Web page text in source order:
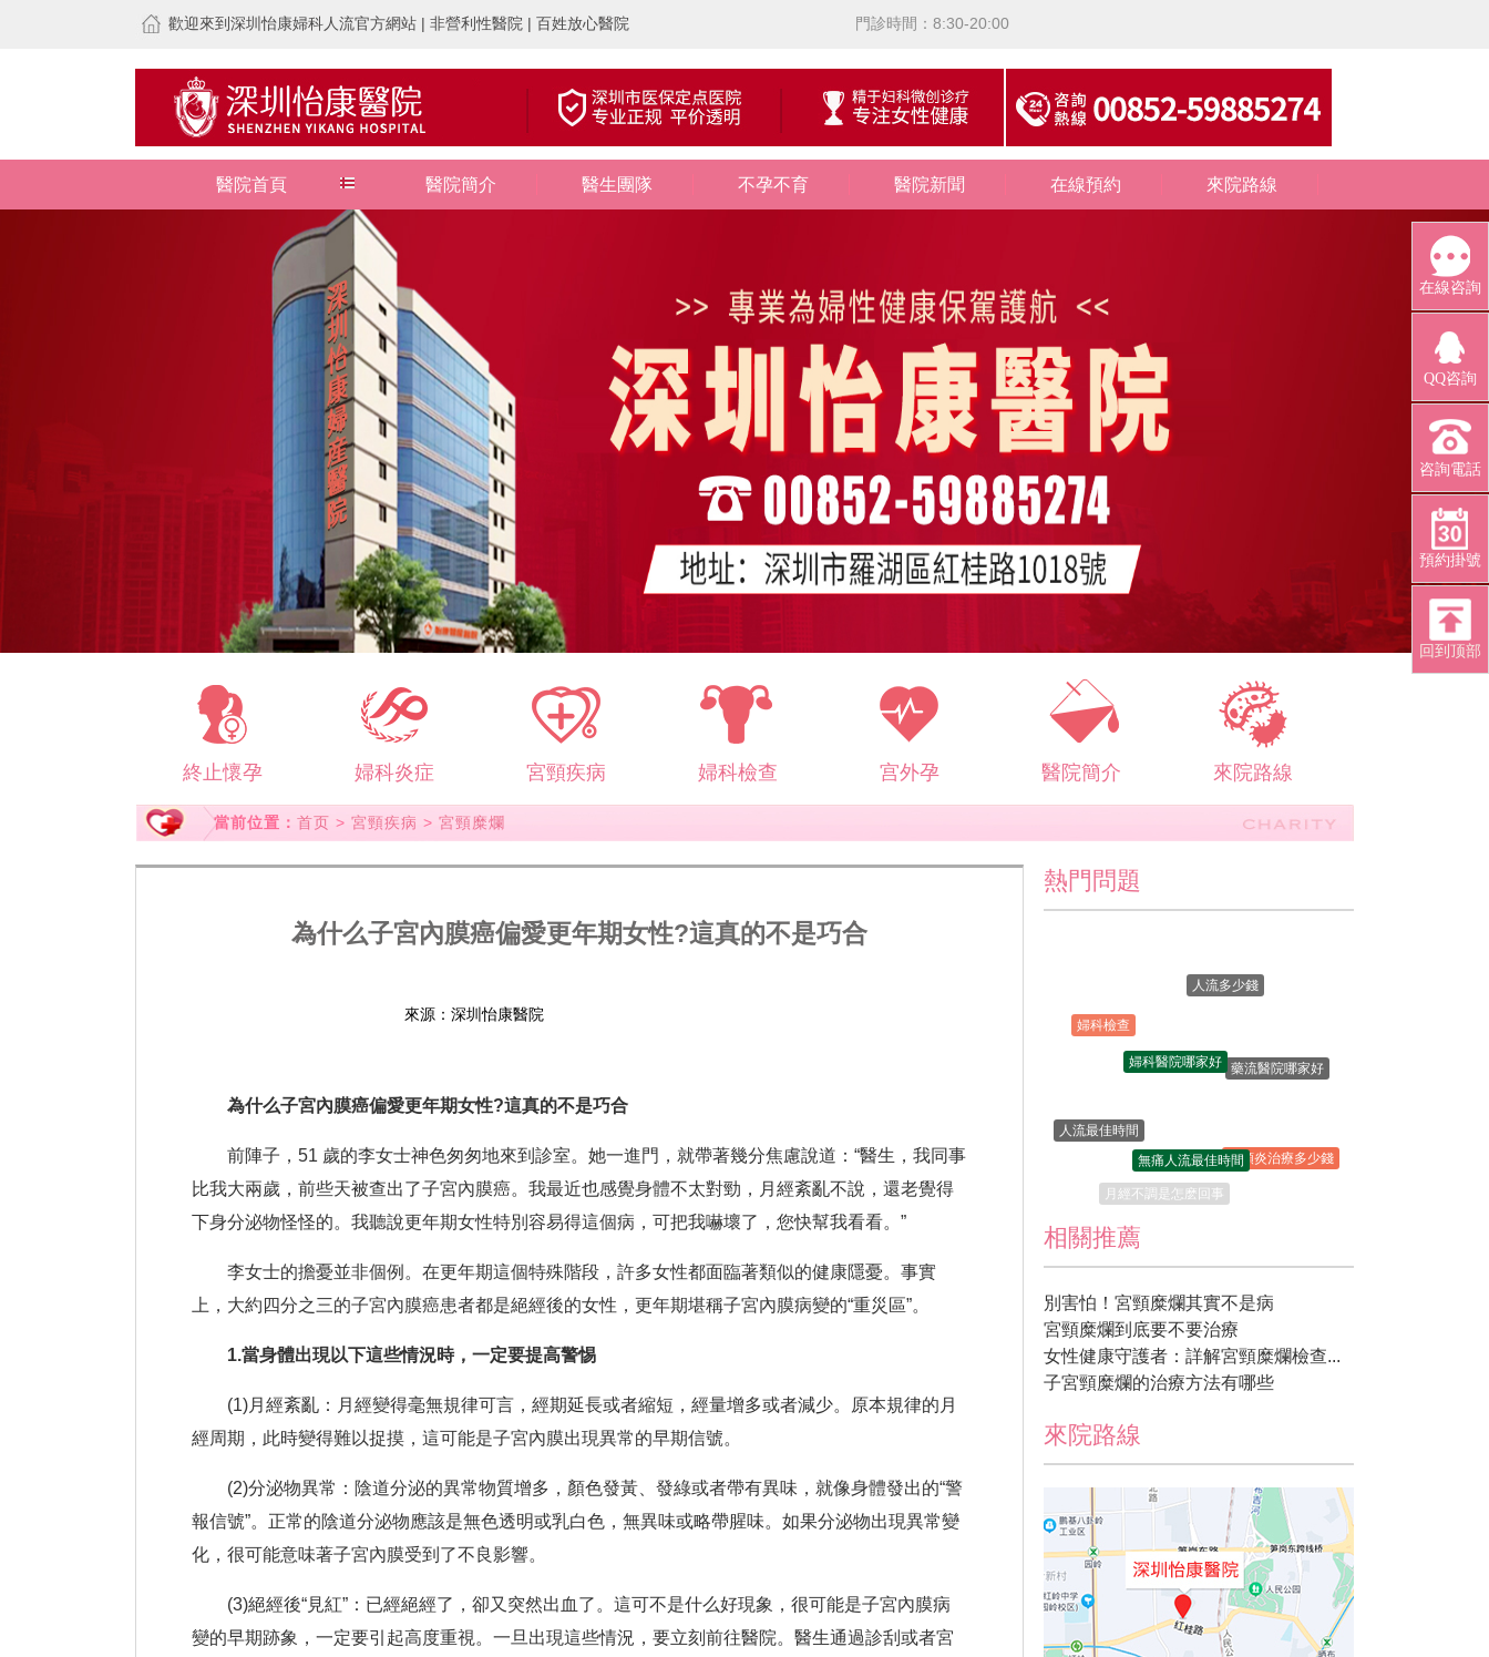
歡迎來到深圳怡康婦科人流官方網站 | 非營利性醫院 | 百姓放心醫院 門診時間：8:30-20:00
醫院首頁 醫院簡介 醫生團隊 不孕不育 醫院新聞 在線預約 來院路線
終止懷孕 婦科炎症 宮頸疾病 婦科檢查 宫外孕 醫院簡介 來院路線
當前位置： 首页 > 宮頸疾病 > 宮頸糜爛
為什么子宮內膜癌偏愛更年期女性?這真的不是巧合
來源：深圳怡康醫院
為什么子宮內膜癌偏愛更年期女性?這真的不是巧合
前陣子，51 歲的李女士神色匆匆地來到診室。她一進門，就帶著幾分焦慮說道：“醫生，我同事
比我大兩歲，前些天被查出了子宮內膜癌。我最近也感覺身體不太對勁，月經紊亂不說，還老覺得
下身分泌物怪怪的。我聽說更年期女性特別容易得這個病，可把我嚇壞了，您快幫我看看。”
李女士的擔憂並非個例。在更年期這個特殊階段，許多女性都面臨著類似的健康隱憂。事實
上，大約四分之三的子宮內膜癌患者都是絕經後的女性，更年期堪稱子宮內膜病變的“重災區”。
1.當身體出現以下這些情況時，一定要提高警惕
(1)月經紊亂：月經變得毫無規律可言，經期延長或者縮短，經量增多或者減少。原本規律的月
經周期，此時變得難以捉摸，這可能是子宮內膜出現異常的早期信號。
(2)分泌物異常：陰道分泌的異常物質增多，顏色發黃、發綠或者帶有異味，就像身體發出的“警
報信號”。正常的陰道分泌物應該是無色透明或乳白色，無異味或略帶腥味。如果分泌物出現異常變
化，很可能意味著子宮內膜受到了不良影響。
(3)絕經後“見紅”：已經絕經了，卻又突然出血了。這可不是什么好現象，很可能是子宮內膜病
變的早期跡象，一定要引起高度重視。一旦出現這些情況，要立刻前往醫院。醫生通過診刮或者宮
熱門問題
婦科檢查
婦科醫院哪家好
月經不調是怎麽回事
相關推薦
別害怕！宮頸糜爛其實不是病
宮頸糜爛到底要不要治療
女性健康守護者：詳解宮頸糜爛檢查...
子宮頸糜爛的治療方法有哪些
來院路線
在線咨詢
QQ咨詢
咨詢電話
預約掛號
回到顶部